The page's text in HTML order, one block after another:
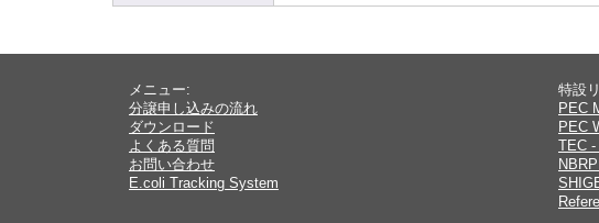
メニュー:
分譲申し込みの流れ
ダウンロード
よくある質問
お問い合わせ
E.coli Tracking System
特設
PEC
PEC
TEC